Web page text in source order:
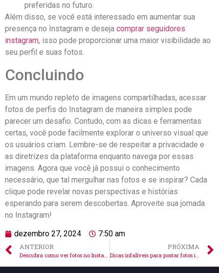
preferidas no futuro.
Além disso, se você está ‌interessado em aumentar sua
presença no Instagram e deseja⁣ comprar seguidores
instagram, isso pode proporcionar uma maior visibilidade ao
seu perfil e suas fotos.
Concluindo
Em um mundo repleto ⁢de imagens compartilhadas, acessar​
fotos de perfis do Instagram de maneira simples pode
parecer um desafio. Contudo, com as ⁢dicas e ferramentas‍
certas, você pode facilmente explorar o universo visual que
os usuários criam. Lembre-se de respeitar ⁣a⁣ privacidade e
⁤as diretrizes ⁤da‍ plataforma enquanto‍ navega por essas
imagens. Agora que‌ você já possui o‌ conhecimento
necessário,​ que⁣ tal mergulhar nas fotos e se⁤ inspirar? Cada
clique pode revelar ‍novas ⁣perspectivas e histórias
esperando para serem ⁤descobertas. Aproveite sua jornada
no Instagram!
dezembro 27, 2024 7:50 am
ANTERIOR PRÓXIMA